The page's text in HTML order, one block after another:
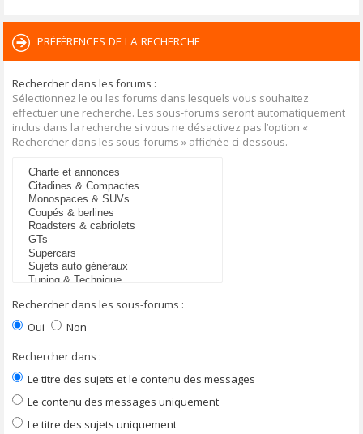
PRÉFÉRENCES DE LA RECHERCHE
Rechercher dans les forums :
Sélectionnez le ou les forums dans lesquels vous souhaitez
effectuer une recherche. Les sous-forums seront automatiquement
inclus dans la recherche si vous ne désactivez pas l’option «
Rechercher dans les sous-forums » affichée ci-dessous.
Rechercher dans les sous-forums :
Oui
Non
Rechercher dans :
Le titre des sujets et le contenu des messages
Le contenu des messages uniquement
Le titre des sujets uniquement